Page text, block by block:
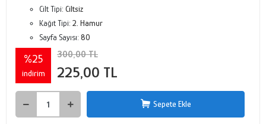
Cilt Tipi: Ciltsiz
Kağıt Tipi: 2. Hamur
Sayfa Sayısı: 80
%25
indirim
300,00 TL
225,00 TL
Sepete Ekle